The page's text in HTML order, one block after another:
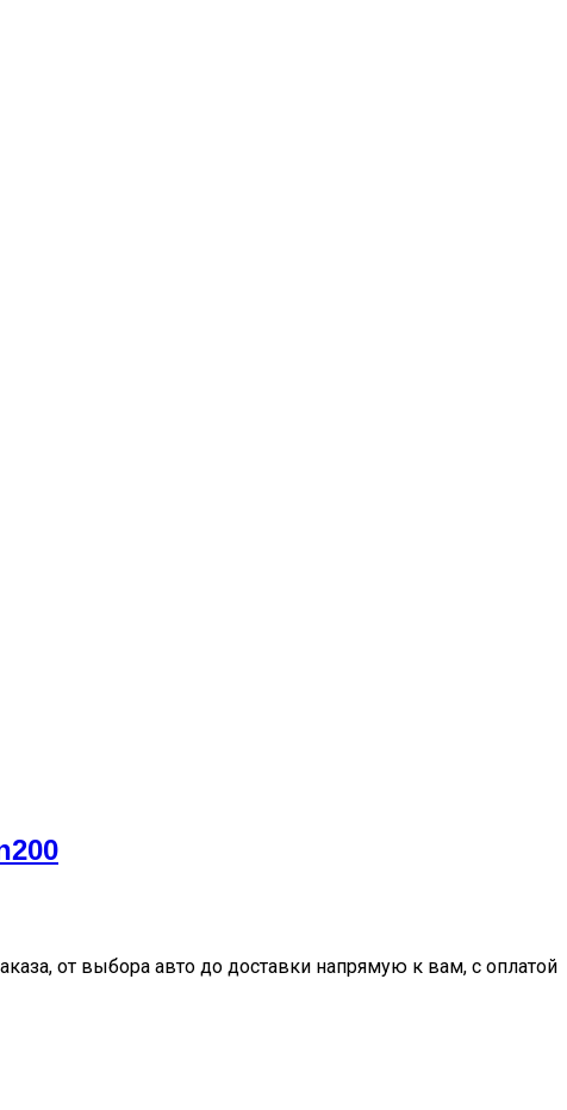
от выбора авто до доставки напрямую к вам, с оплатой